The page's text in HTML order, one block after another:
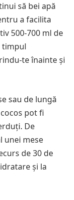
să bei apă
a facilita
500-700 ml de
timpul
te înainte și
sau de lungă
pot fi
De
unei mese
de 30 de
și la